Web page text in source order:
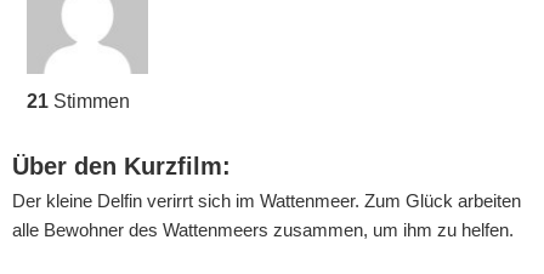
21 Stimmen
Über den Kurzfilm:
Der kleine Delfin verirrt sich im Wattenmeer. Zum Glück arbeiten
alle Bewohner des Wattenmeers zusammen, um ihm zu helfen.